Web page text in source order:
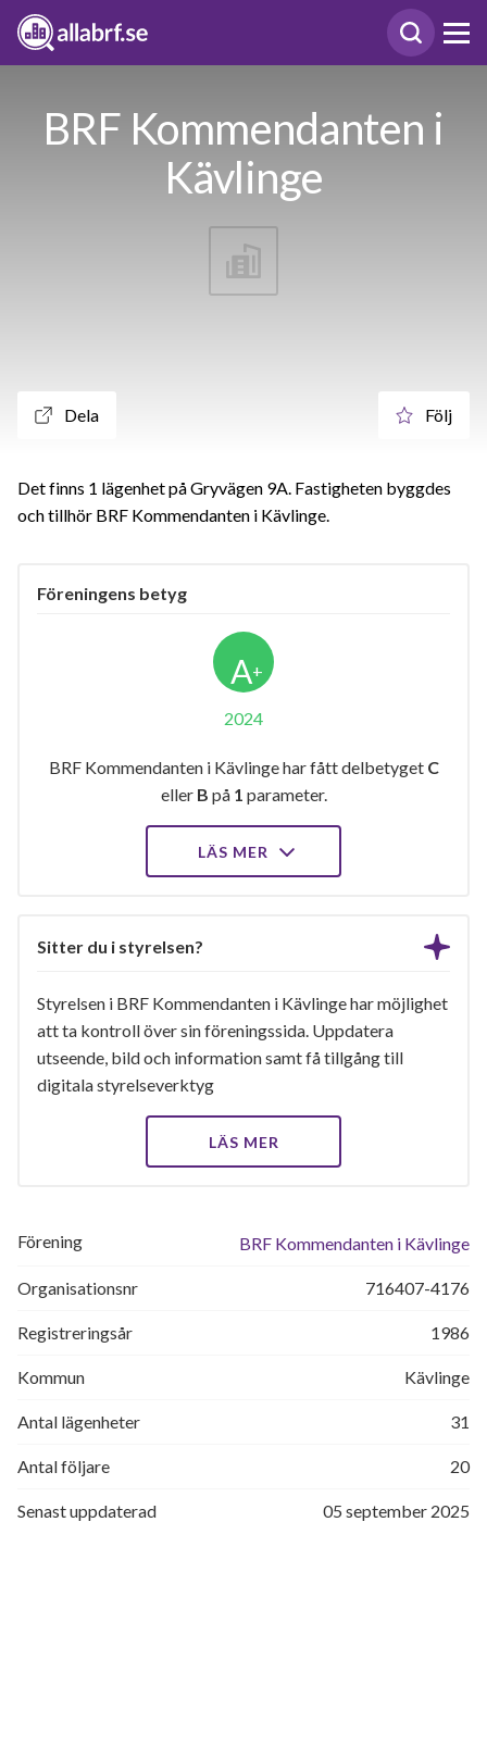
BRF Kommendanten i
Kävlinge
Dela Följ
Det finns 1 lägenhet på Gryvägen 9A. Fastigheten byggdes
och tillhör BRF Kommendanten i Kävlinge.
Föreningens betyg
A+
2024
BRF Kommendanten i Kävlinge har fått delbetyget C
eller B på 1 parameter.
LÄS MER
Sitter du i styrelsen?
Styrelsen i BRF Kommendanten i Kävlinge har möjlighet
att ta kontroll över sin föreningssida. Uppdatera
utseende, bild och information samt få tillgång till
digitala styrelseverktyg
LÄS MER
Förening BRF Kommendanten i Kävlinge
Organisationsnr 716407-4176
Registreringsår 1986
Kommun Kävlinge
Antal lägenheter 31
Antal följare 20
Senast uppdaterad 05 september 2025